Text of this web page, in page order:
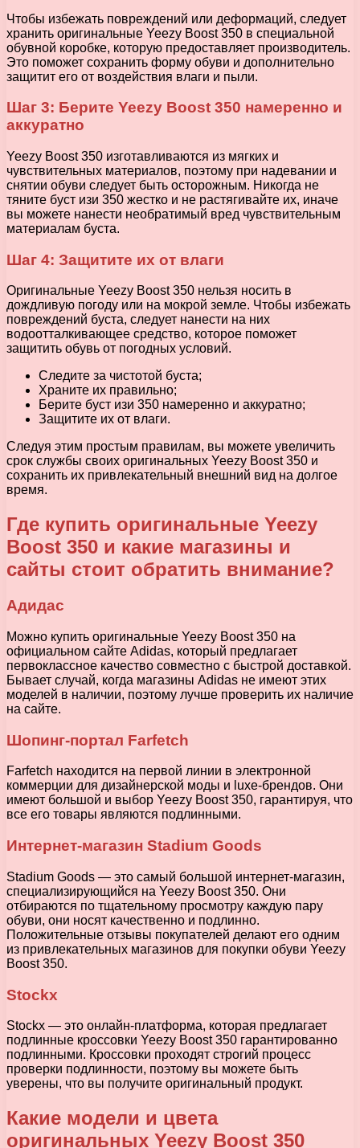
Чтобы избежать повреждений или деформаций, следует
хранить оригинальные Yeezy Boost 350 в специальной
обувной коробке, которую предоставляет производитель.
Это поможет сохранить форму обуви и дополнительно
защитит его от воздействия влаги и пыли.
Шаг 3: Берите Yeezy Boost 350 намеренно и
аккуратно
Yeezy Boost 350 изготавливаются из мягких и
чувствительных материалов, поэтому при надевании и
снятии обуви следует быть осторожным. Никогда не
тяните буст изи 350 жестко и не растягивайте их, иначе
вы можете нанести необратимый вред чувствительным
материалам буста.
Шаг 4: Защитите их от влаги
Оригинальные Yeezy Boost 350 нельзя носить в
дождливую погоду или на мокрой земле. Чтобы избежать
повреждений буста, следует нанести на них
водоотталкивающее средство, которое поможет
защитить обувь от погодных условий.
Следите за чистотой буста;
Храните их правильно;
Берите буст изи 350 намеренно и аккуратно;
Защитите их от влаги.
Следуя этим простым правилам, вы можете увеличить
срок службы своих оригинальных Yeezy Boost 350 и
сохранить их привлекательный внешний вид на долгое
время.
Где купить оригинальные Yeezy
Boost 350 и какие магазины и
сайты стоит обратить внимание?
Адидас
Можно купить оригинальные Yeezy Boost 350 на
официальном сайте Adidas, который предлагает
первоклассное качество совместно с быстрой доставкой.
Бывает случай, когда магазины Adidas не имеют этих
моделей в наличии, поэтому лучше проверить их наличие
на сайте.
Шопинг-портал Farfetch
Farfetch находится на первой линии в электронной
коммерции для дизайнерской моды и luxe-брендов. Они
имеют большой и выбор Yeezy Boost 350, гарантируя, что
все его товары являются подлинными.
Интернет-магазин Stadium Goods
Stadium Goods — это самый большой интернет-магазин,
специализирующийся на Yeezy Boost 350. Они
отбираются по тщательному просмотру каждую пару
обуви, они носят качественно и подлинно.
Положительные отзывы покупателей делают его одним
из привлекательных магазинов для покупки обуви Yeezy
Boost 350.
Stockx
Stockx — это онлайн-платформа, которая предлагает
подлинные кроссовки Yeezy Boost 350 гарантированно
подлинными. Кроссовки проходят строгий процесс
проверки подлинности, поэтому вы можете быть
уверены, что вы получите оригинальный продукт.
Какие модели и цвета
оригинальных Yeezy Boost 350